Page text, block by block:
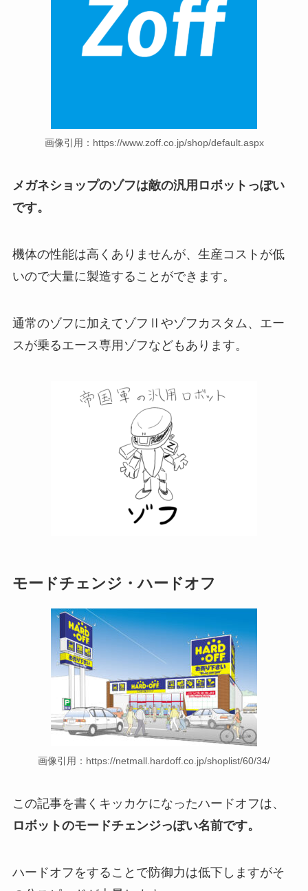
画像引用：https://www.zoff.co.jp/shop/default.aspx
メガネショップのゾフは敵の汎用ロボットっぽい
です。
機体の性能は高くありませんが、生産コストが低
いので大量に製造することができます。
通常のゾフに加えてゾフⅡやゾフカスタム、エー
スが乗るエース専用ゾフなどもあります。
モードチェンジ・ハードオフ
画像引用：https://netmall.hardoff.co.jp/shoplist/60/34/
この記事を書くキッカケになったハードオフは、
ロボットのモードチェンジっぽい名前です。
ハードオフをすることで防御力は低下しますがそ